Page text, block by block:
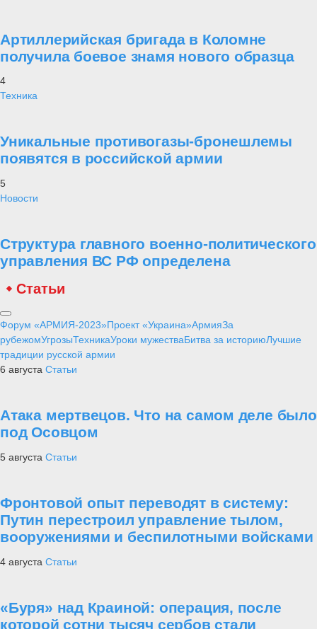
Артиллерийская бригада в Коломне
получила боевое знамя нового образца
4
Техника
Уникальные противогазы-бронешлемы
появятся в российской армии
5
Новости
Структура главного военно-политического
управления ВС РФ определена
Статьи
Форум «АРМИЯ-2023»Проект «Украина»АрмияЗа
рубежомУгрозыТехникаУроки мужестваБитва за историюЛучшие
традиции русской армии
6 августа Статьи
Атака мертвецов. Что на самом деле было
под Осовцом
5 августа Статьи
Фронтовой опыт переводят в систему:
Путин перестроил управление тылом,
вооружениями и беспилотными войсками
4 августа Статьи
«Буря» над Краиной: операция, после
которой сотни тысяч сербов стали